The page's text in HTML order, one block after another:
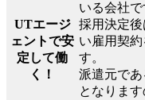
UTエージ
ェントで安
定して働
く！
いる会社で
採用決定
い雇用契
す。
派遣元で
となりま